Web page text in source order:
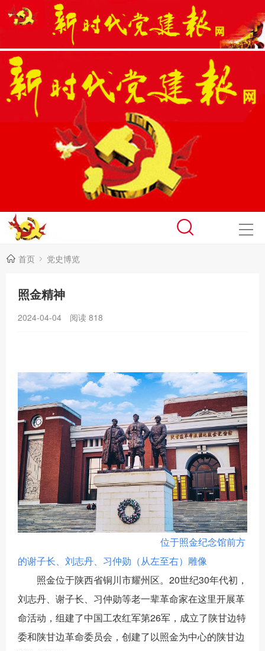
首页 党史博览
照金精神
2024-04-04 阅读 818
位于照金纪念馆前方
的谢子长、刘志丹、习仲勋（从左至右）雕像
照金位于陕西省铜川市耀州区。 20世纪30年代初，
刘志丹、谢子长、习仲勋等老一辈革命家在这里开展革
命活动，组建了中国工农红军第26军，成立了陕甘边特
委和陕甘边革命委员会，创建了以照金为中心的陕甘边